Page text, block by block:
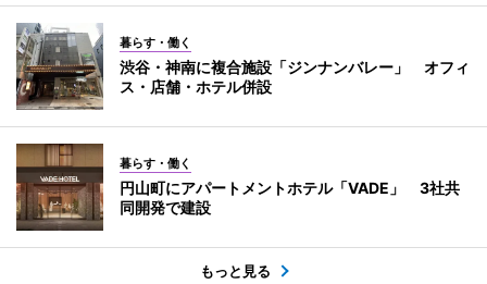
暮らす・働く
渋谷・神南に複合施設「ジンナンバレー」 オフィ
ス・店舗・ホテル併設
暮らす・働く
円山町にアパートメントホテル「VADE」 3社共
同開発で建設
もっと見る